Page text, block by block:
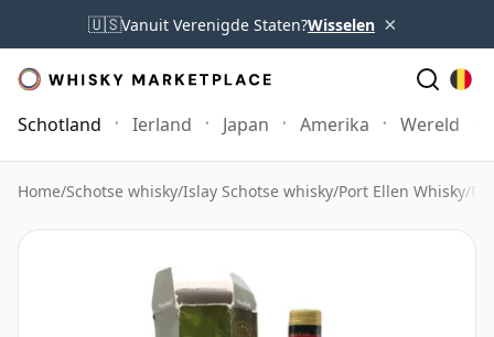
🇺🇸Vanuit Verenigde Staten?Wisselen ×
Schotland Ierland Japan Amerika Wereld
Home/Schotse whisky/Islay Schotse whisky/Port Ellen Whisky/